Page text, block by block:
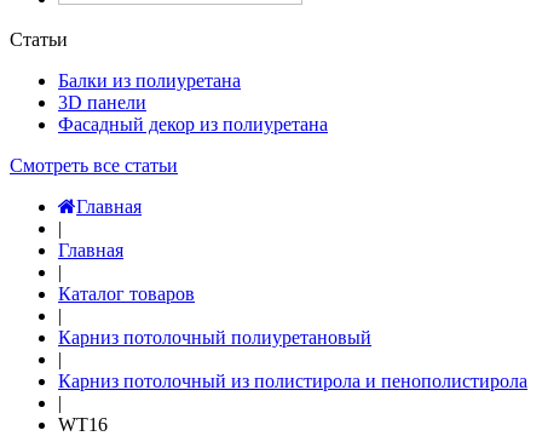
Статьи
Балки из полиуретана
3D панели
Фасадный декор из полиуретана
Смотреть все статьи
Главная
|
Главная
|
Каталог товаров
|
Карниз потолочный полиуретановый
|
Карниз потолочный из полистирола и пенополистирола
|
WT16